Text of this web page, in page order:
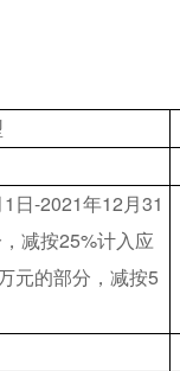
1 日 -2021年12 月 31
减按25%计入应
元的部分，减按5